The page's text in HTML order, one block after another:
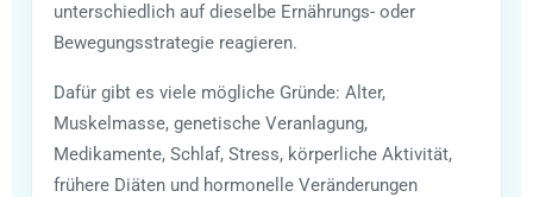
unterschiedlich auf dieselbe Ernährungs- oder
Bewegungsstrategie reagieren.
Dafür gibt es viele mögliche Gründe: Alter,
Muskelmasse, genetische Veranlagung,
Medikamente, Schlaf, Stress, körperliche Aktivität,
frühere Diäten und hormonelle Veränderungen